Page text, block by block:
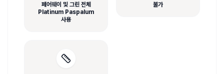
페어웨이 및 그린 전체
Platinum Paspalum
사용
불가